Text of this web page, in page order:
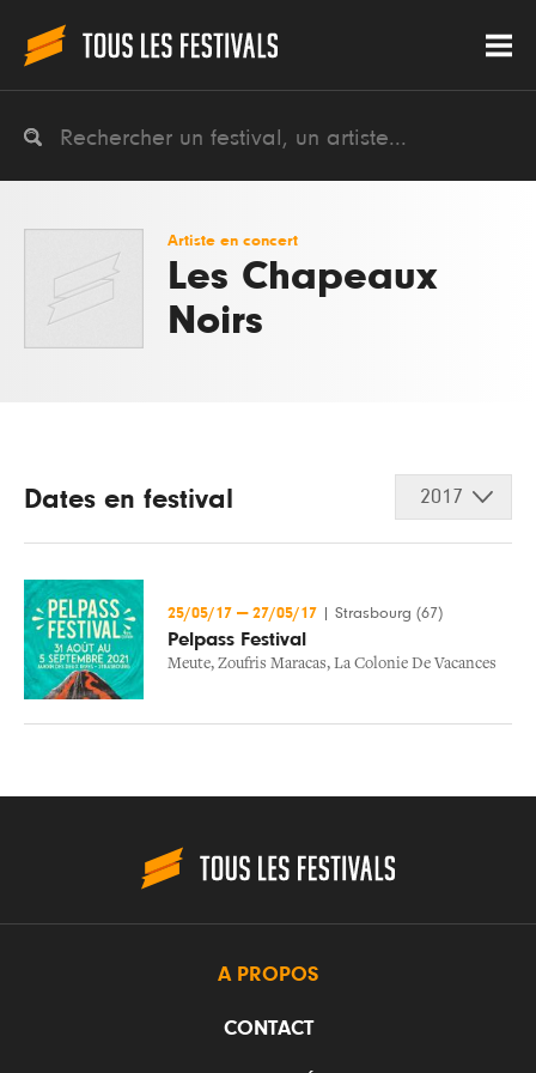
Artiste en concert
Les Chapeaux
Noirs
Dates en festival 2017
25/05/17 — 27/05/17 Strasbourg (67)
Pelpass Festival
Meute, Zoufris Maracas, La Colonie De Vacances
A PROPOS
CONTACT